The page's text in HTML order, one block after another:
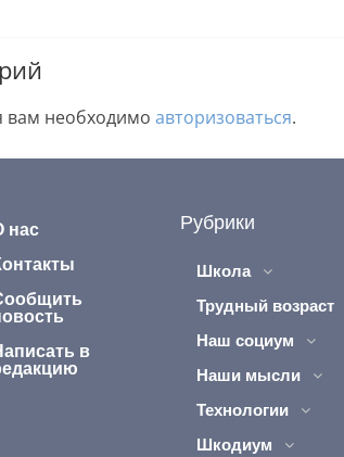
вам необходимо авторизоваться.
нас
в
Рубрики
Школа
Трудный возраст
Наш социум
Наши мысли
Технологии
Шкодиум